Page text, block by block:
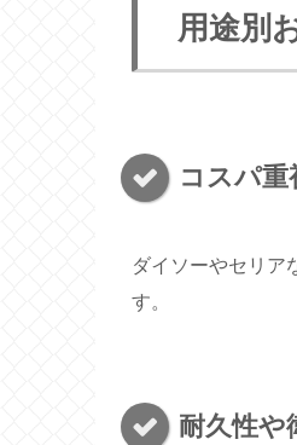
用途別
コスパ
ダイソーやセリア
す。
耐久性や